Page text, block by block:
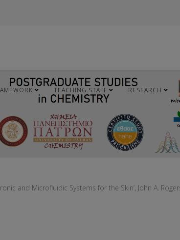
TEACHING STAFF RESEARCH
and Microfluidic Systems for the Skin’, John A.